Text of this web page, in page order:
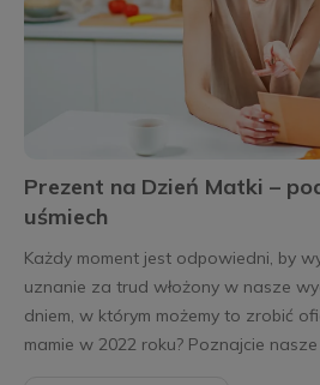
Prezent na Dzień Matki –
uśmiech
Każdy moment jest odpowiedni, by
uznanie za trud włożony w nasze
dniem, w którym możemy to zrobić
mamie w 2022 roku? Poznajcie